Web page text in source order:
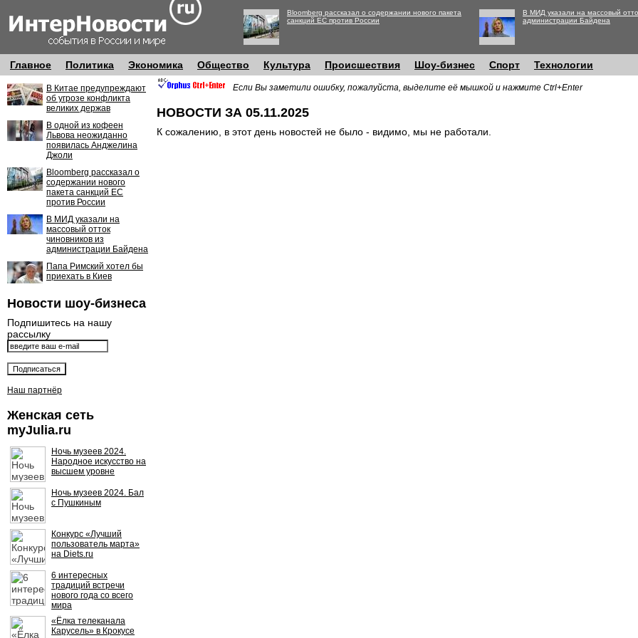
Bloomberg рассказал о содержании нового пакета
санкций ЕС против России
В МИД указали на массовый
администрации Байдена
Главное Политика Экономика Общество Культура Происшествия Шоу-бизнес Спорт Технологии
В Китае предупреждают
об угрозе конфликта
великих держав
В одной из кофеен
Львова неожиданно
появилась Анджелина
Джоли
Bloomberg рассказал о
содержании нового
пакета санкций ЕС
против России
В МИД указали на
массовый отток
чиновников из
администрации Байдена
Папа Римский хотел бы
приехать в Киев
Новости шоу-бизнеса
Подпишитесь на нашу
рассылку
Наш партнёр
Женская сеть
myJulia.ru
Ночь музеев 2024.
Народное искусство на
высшем уровне
Ночь музеев 2024. Бал
с Пушкиным
Конкурс «Лучший
пользователь марта»
на Diets.ru
6 интересных
традиций встречи
нового года со всего
мира
«Ёлка телеканала
Карусель» в Крокусе
Если Вы заметили ошибку, пожалуйста, выделите её мышкой и нажмите Ctrl+Enter
НОВОСТИ ЗА 05.11.2025
К сожалению, в этот день новостей не было - видимо, мы не работали.